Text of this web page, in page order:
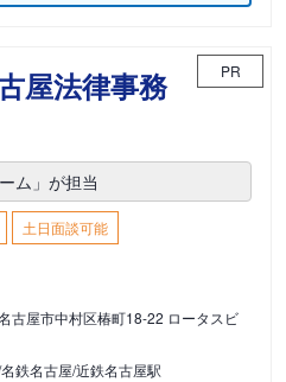
屋法律事務
PR
ム」が担当
土日面談可能
古屋市中村区椿町18-22 ロータスビ
鉄名古屋/近鉄名古屋駅